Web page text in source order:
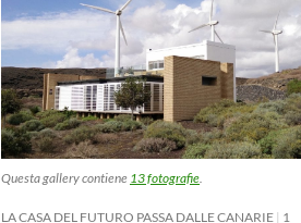
Questa gallery contiene 13 fotografie.
LA CASA DEL FUTURO PASSA DALLE CANARIE 1